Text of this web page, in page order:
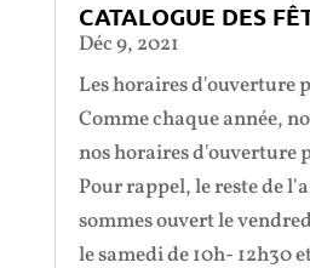
CATALOGUE DES
Déc 9, 2021
Les horaires d'ouverture
Comme chaque année,
nos horaires d'ouverture
Pour rappel, le reste de
sommes ouvert le
le samedi de 10h- 12h30